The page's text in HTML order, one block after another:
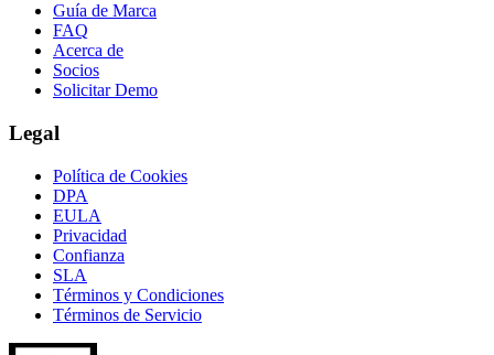
Guía de Marca
FAQ
Acerca de
Socios
Solicitar Demo
Legal
Política de Cookies
DPA
EULA
Privacidad
Confianza
SLA
Términos y Condiciones
Términos de Servicio